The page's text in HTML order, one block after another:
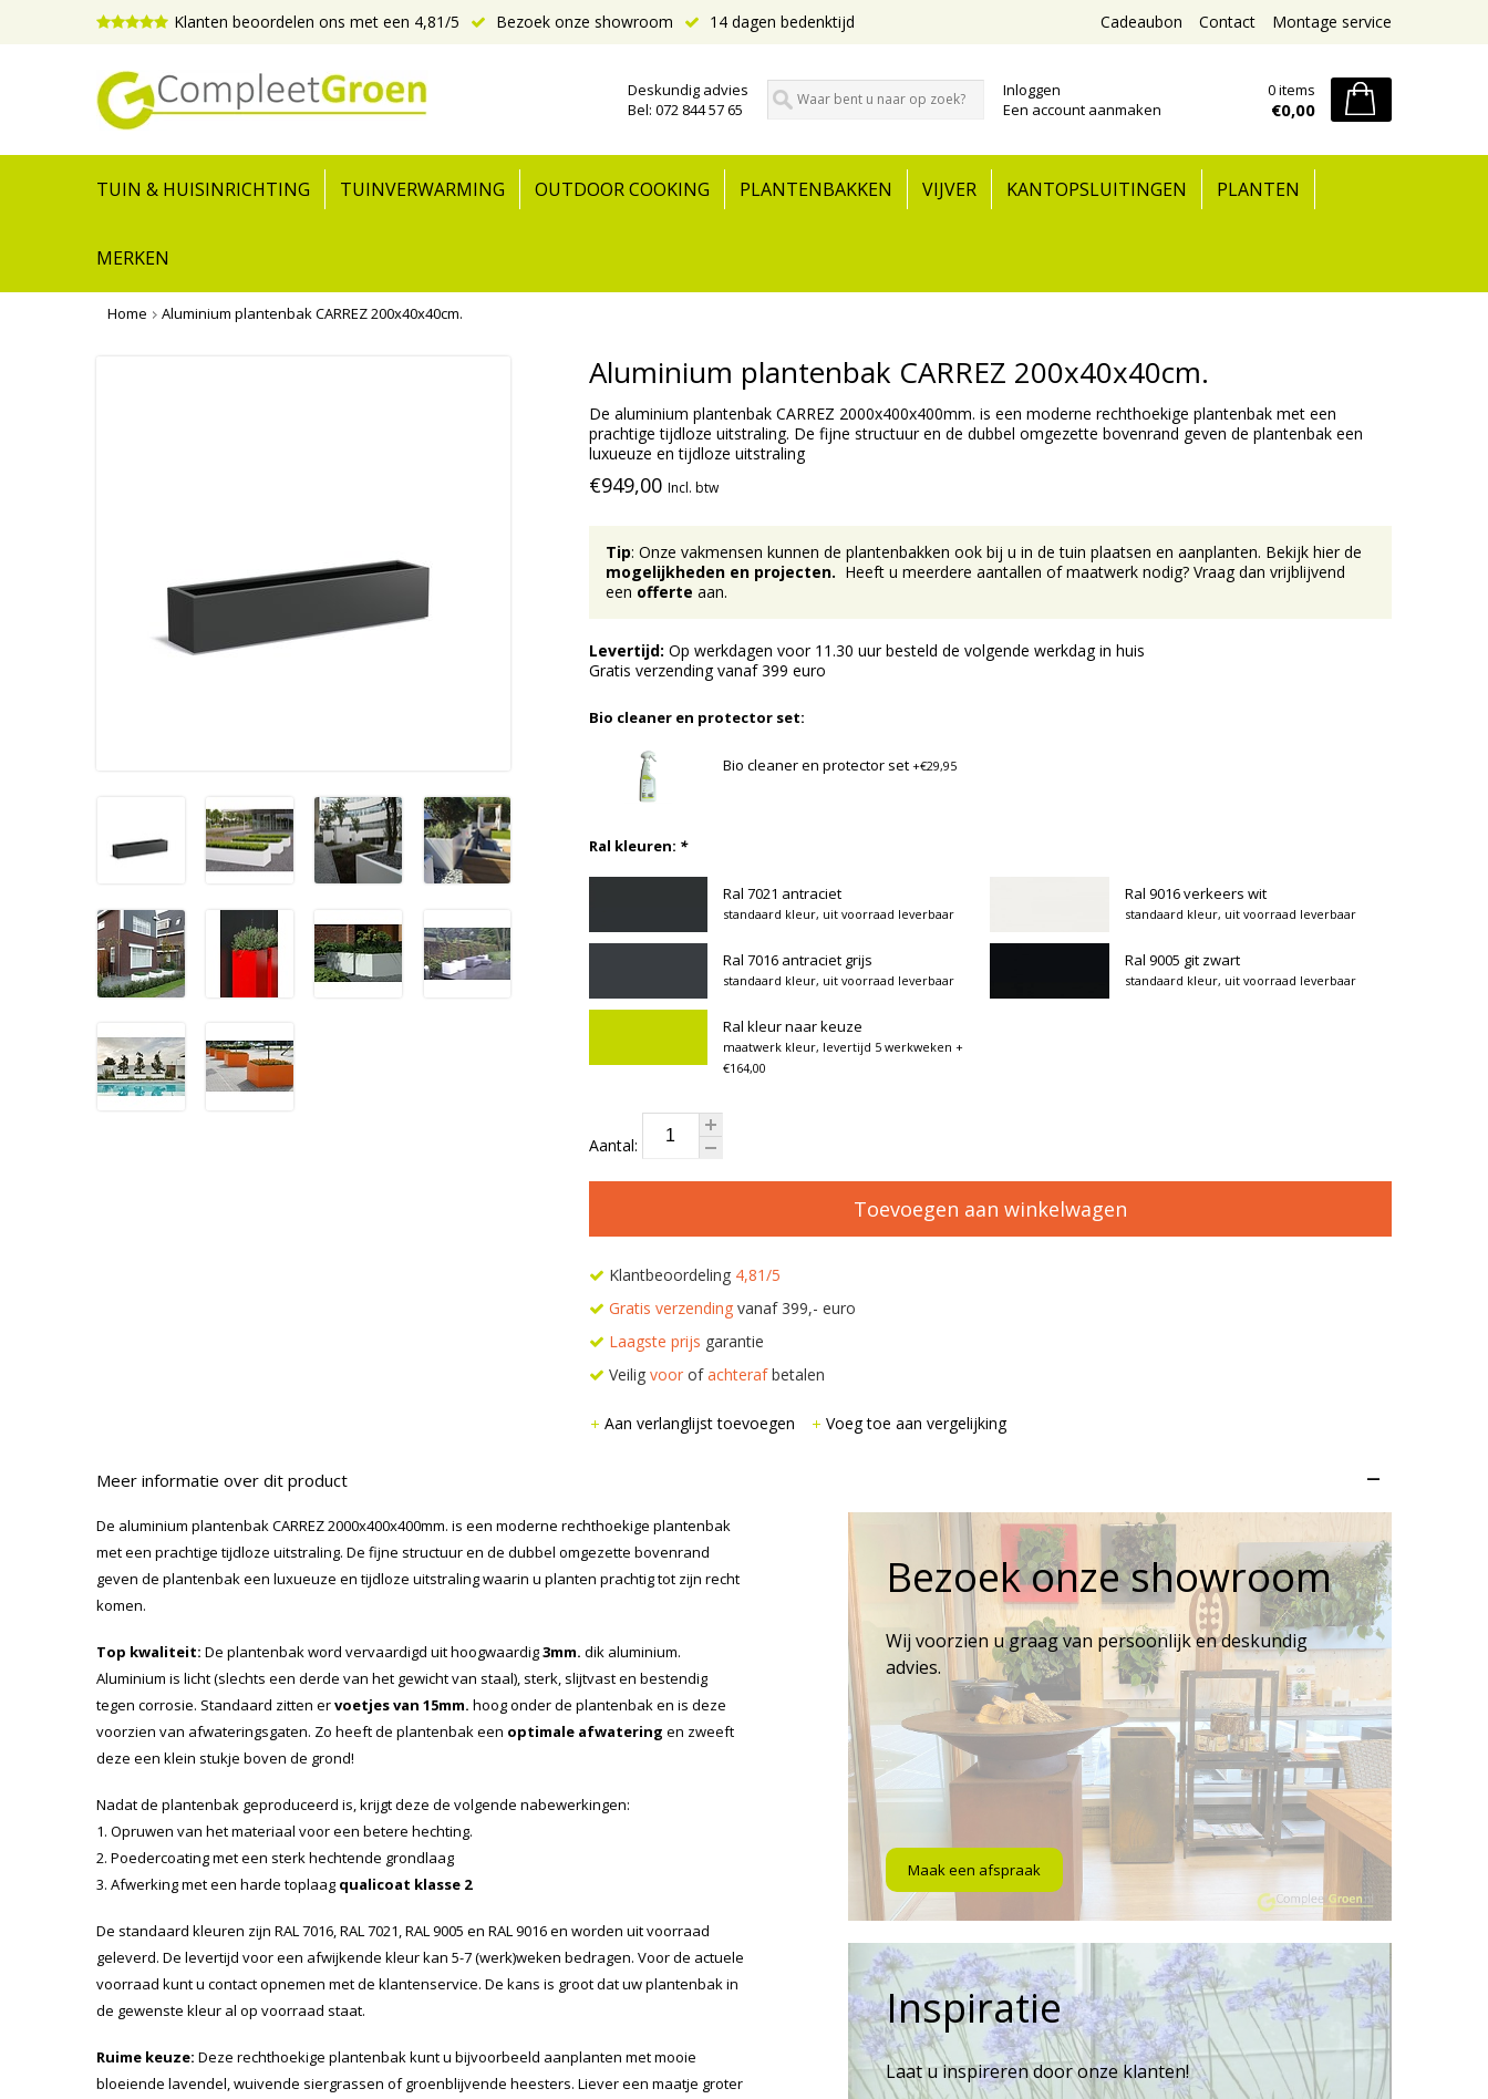
Klanten beoordelen ons met een 4,81/5 Bezoek onze showroom 14 dagen bedenktijd Montage service
Contact
Cadeaubon
Deskundig advies
Bel: 072 844 57 65
Inloggen
Een account aanmaken
0 items
€0,00
TUIN & HUISINRICHTING TUINVERWARMING OUTDOOR COOKING PLANTENBAKKEN VIJVER KANTOPSLUITINGEN PLANTEN
MERKEN
Home Aluminium plantenbak CARREZ 200x40x40cm.
Aluminium plantenbak CARREZ 200x40x40cm.
De aluminium plantenbak CARREZ 2000x400x400mm. is een moderne rechthoekige plantenbak met een
prachtige tijdloze uitstraling. De fijne structuur en de dubbel omgezette bovenrand geven de plantenbak een
luxueuze en tijdloze uitstraling
€949,00 Incl. btw
Tip: Onze vakmensen kunnen de plantenbakken ook bij u in de tuin plaatsen en aanplanten. Bekijk hier de
mogelijkheden en projecten. Heeft u meerdere aantallen of maatwerk nodig? Vraag dan vrijblijvend
een offerte aan.
Levertijd: Op werkdagen voor 11.30 uur besteld de volgende werkdag in huis
Gratis verzending vanaf 399 euro
Bio cleaner en protector set:
Bio cleaner en protector set+€29,95
Ral kleuren: *
Ral 7021 antraciet
standaard kleur, uit voorraad leverbaar
Ral 9016 verkeers wit
standaard kleur, uit voorraad leverbaar
Ral 7016 antraciet grijs
standaard kleur, uit voorraad leverbaar
Ral 9005 git zwart
standaard kleur, uit voorraad leverbaar
Ral kleur naar keuze
maatwerk kleur, levertijd 5 werkweken +
€164,00
Aantal:
Toevoegen aan winkelwagen
Klantbeoordeling 4,81/5
Gratis verzendingvanaf 399,- euro
Laagste prijs garantie
Veilig voorofachterafbetalen
Aan verlanglijst toevoegen Voeg toe aan vergelijking
Meer informatie over dit product –
De aluminium plantenbak CARREZ 2000x400x400mm. is een moderne rechthoekige plantenbak
met een prachtige tijdloze uitstraling. De fijne structuur en de dubbel omgezette bovenrand
geven de plantenbak een luxueuze en tijdloze uitstraling waarin u planten prachtig tot zijn recht
komen.
Top kwaliteit: De plantenbak word vervaardigd uit hoogwaardig3mm. dik aluminium.
Aluminium is licht (slechts een derde van het gewicht van staal), sterk, slijtvast en bestendig
tegen corrosie. Standaard zitten ervoetjes van 15mm. hoog onder de plantenbak en is deze
voorzien van afwateringsgaten. Zo heeft de plantenbak een optimale afwatering en zweeft
deze een klein stukje boven de grond!
Nadat de plantenbak geproduceerd is, krijgt deze de volgende nabewerkingen:
1. Opruwen van het materiaal voor een betere hechting.
2. Poedercoating met een sterk hechtende grondlaag
3. Afwerking met een harde toplaag qualicoat klasse 2
De standaard kleuren zijn RAL 7016, RAL 7021, RAL 9005 en RAL 9016 en worden uit voorraad
geleverd. De levertijd voor een afwijkende kleur kan 5-7 (werk)weken bedragen. Voor de actuele
voorraad kunt u contact opnemen met de klantenservice. De kans is groot dat uw plantenbak in
de gewenste kleur al op voorraad staat.
Ruime keuze: Deze rechthoekige plantenbak kunt u bijvoorbeeld aanplanten met mooie
bloeiende lavendel, wuivende siergrassen of groenblijvende heesters. Liever een maatje groter
Bezoek onze showroom
Wij voorzien u graag van persoonlijk en deskundig
advies.
Maak een afspraak
Inspiratie
Laat u inspireren door onze klanten!